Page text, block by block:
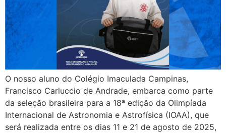
O nosso aluno do Colégio Imaculada Campinas,
Francisco Carluccio de Andrade, embarca como parte
da seleção brasileira para a 18ª edição da Olimpíada
Internacional de Astronomia e Astrofísica (IOAA), que
será realizada entre os dias 11 e 21 de agosto de 2025,